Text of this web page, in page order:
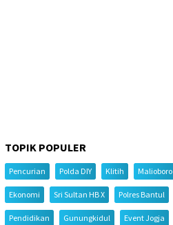
TOPIK POPULER
Pencurian Polda DIY Klitih Malioboro
Ekonomi Sri Sultan HB X Polres Bantul
Pendidikan Gunungkidul Event Jogja